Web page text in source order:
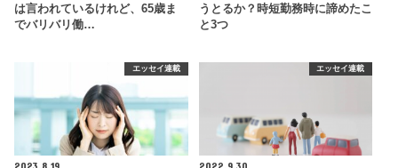
は言われているけれど、65歳ま
でバリバリ働…
うとるか？時短勤務時に諦めたこ
と3つ
エッセイ連載
2023.8.19
エッセイ連載
2022.9.30